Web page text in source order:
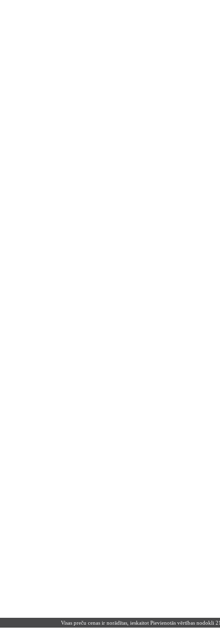
Visas preču cenas ir norādītas, ieskaitot Pievienotās vērtības nodokli